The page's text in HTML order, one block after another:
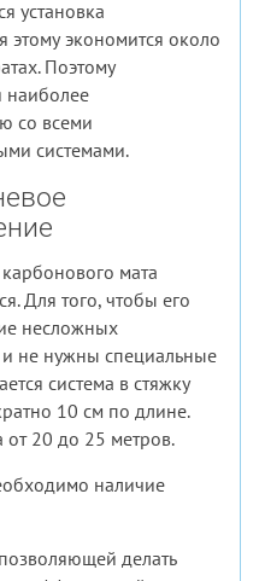
установка
этому экономится около
Поэтому
наиболее
со всеми
системами.
мата
Для того, чтобы его
несложных
и не нужны специальные
система в стяжку
10 см по длине.
от 20 до 25 метров.
наличие
делать